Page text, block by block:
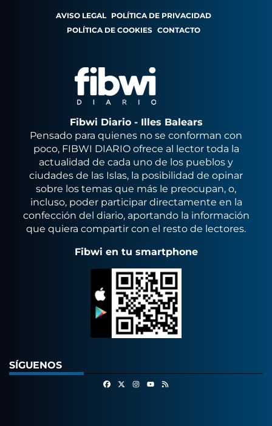
AVISO LEGAL POLÍTICA DE PRIVACIDAD
POLÍTICA DE COOKIES CONTACTO
Fibwi Diario - Illes Balears
Pensado para quienes no se conforman con
poco, FIBWI DIARIO ofrece al lector toda la
actualidad de cada uno de los pueblos y
ciudades de las Islas, la posibilidad de opinar
sobre los temas que más le preocupan, o,
incluso, poder participar directamente en la
confección del diario, aportando la información
que quiera compartir con el resto de lectores.
Fibwi en tu smartphone
SÍGUENOS
FacebookInstagram